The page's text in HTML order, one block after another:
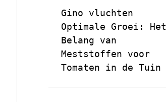
Gino vluchten
Optimale Groei: Het
Belang van
Meststoffen voor
Tomaten in de Tuin